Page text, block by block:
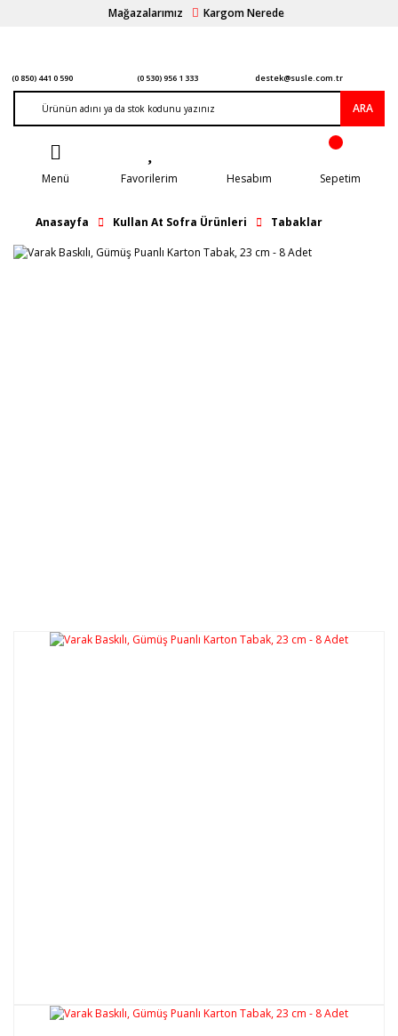
Mağazalarımız Kargom Nerede
(0 850) 441 0 590 (0 530) 956 1 333 destek@susle.com.tr
ARA
Menü Favorilerim Hesabım Sepetim
Anasayfa Kullan At Sofra Ürünleri Tabaklar